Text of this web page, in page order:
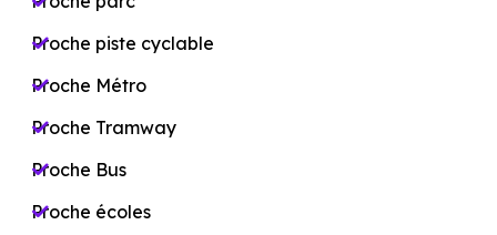
Proche piste cyclable
Proche Métro
Proche Tramway
Proche Bus
Proche écoles